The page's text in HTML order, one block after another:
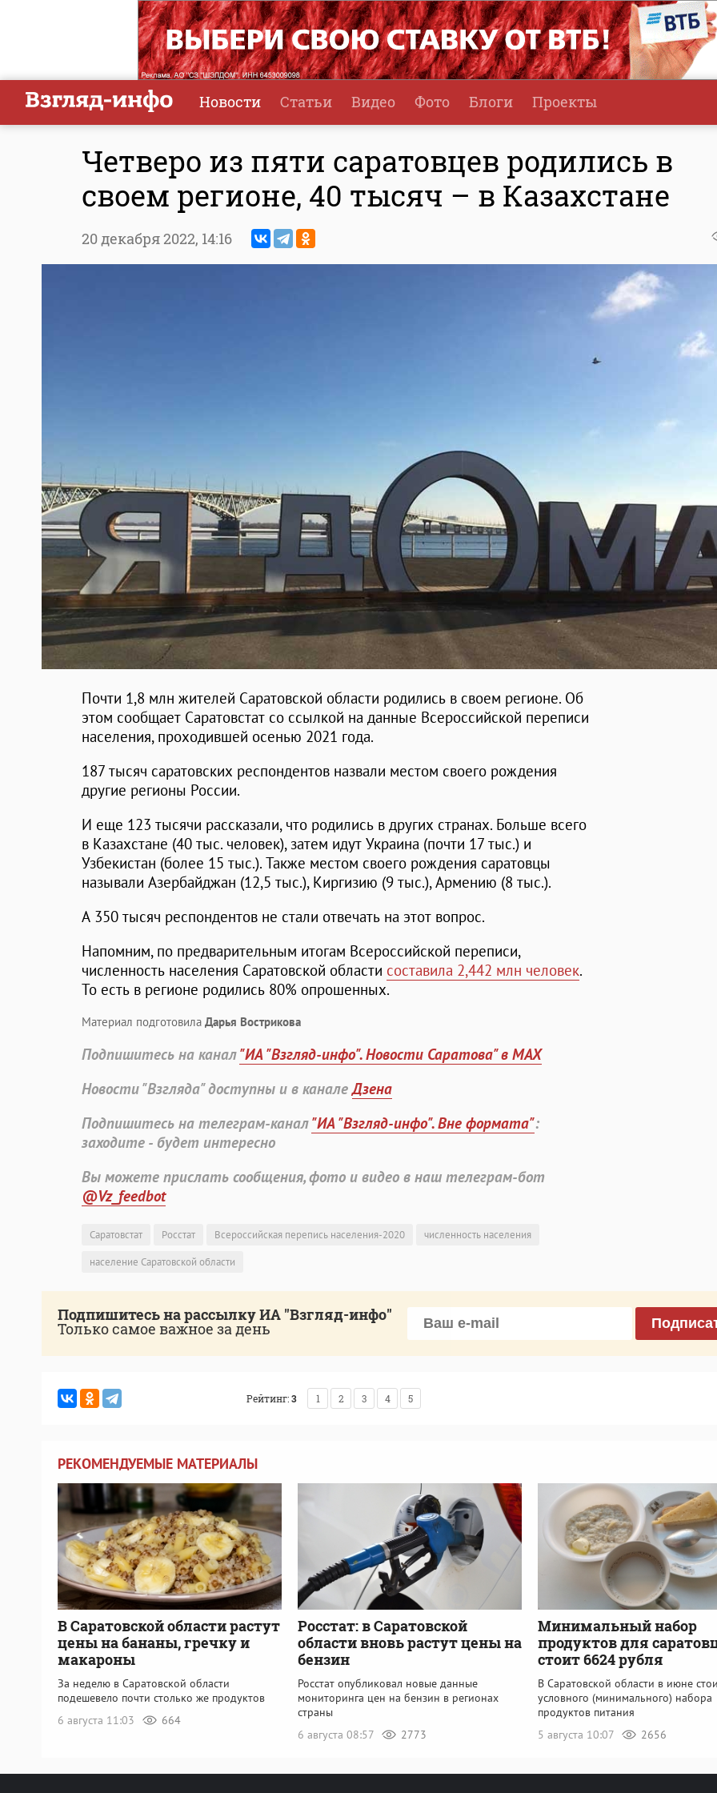
Новости Статьи Видео Фото Блоги Проекты
Четверо из пяти саратовцев родились в
своем регионе, 40 тысяч – в Казахстане
20 декабря 2022, 14:16
Почти 1,8 млн жителей Саратовской области родились в своем регионе. Об
этом сообщает Саратовстат со ссылкой на данные Всероссийской переписи
населения, проходившей осенью 2021 года.
187 тысяч саратовских респондентов назвали местом своего рождения
другие регионы России.
И еще 123 тысячи рассказали, что родились в других странах. Больше всего
в Казахстане (40 тыс. человек), затем идут Украина (почти 17 тыс.) и
Узбекистан (более 15 тыс.). Также местом своего рождения саратовцы
называли Азербайджан (12,5 тыс.), Киргизию (9 тыс.), Армению (8 тыс.).
А 350 тысяч респондентов не стали отвечать на этот вопрос.
Напомним, по предварительным итогам Всероссийской переписи,
численность населения Саратовской области составила 2,442 млн человек.
То есть в регионе родились 80% опрошенных.
Материал подготовила Дарья Вострикова
Подпишитесь на канал"ИА "Взгляд-инфо". Новости Саратова" в MAX
Новости "Взгляда" доступны и в каналеДзена
Подпишитесь на телеграм-канал"ИА "Взгляд-инфо". Вне формата":
заходите - будет интересно
Вы можете прислать сообщения, фото и видео в наш телеграм-бот
@Vz_feedbot
Саратовстат Росстат Всероссийская перепись населения-2020
численность населения
население Саратовской области
Подпишитесь на рассылку ИА "Взгляд-инфо"
Только самое важное за день
Рейтинг:3 1 2 3 4 5
РЕКОМЕНДУЕМЫЕ МАТЕРИАЛЫ
В Саратовской области растут
цены на бананы, гречку и
макароны
За неделю в Саратовской области
подешевело почти столько же продуктов
6 августа 11:03
664
Росстат: в Саратовской
области вновь растут цены на
бензин
Росстат опубликовал новые данные
мониторинга цен на бензин в регионах
страны
6 августа 08:57
2773
Минимальный набор
продуктов для
стоит 6624 рубля
В Саратовской области в июне
условного (минимального) набора
продуктов питания
5 августа 10:07
2656